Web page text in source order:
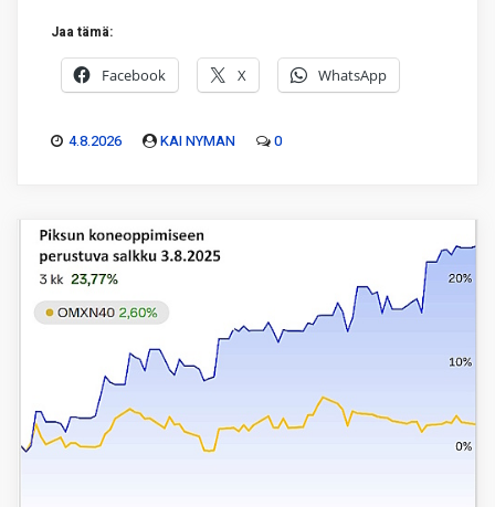
Jaa tämä:
Facebook X WhatsApp
4.8.2026 KAI NYMAN 0